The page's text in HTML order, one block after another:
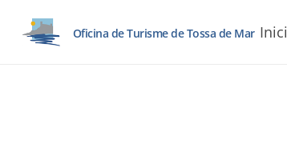
Oficina de Turisme de Tossa de Mar Inici